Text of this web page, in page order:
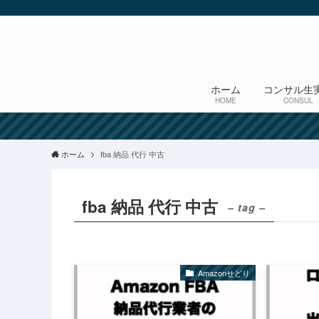
ホーム
HOME
コンサル生
CONSUL
ホーム fba 納品 代行 中古
fba 納品 代行 中古 – tag –
Amazonせどり